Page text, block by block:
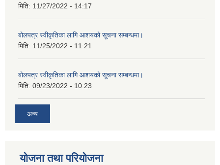
मिति: 11/27/2022 - 14:17
बोलपत्र स्वीकृतिका लागि आशयको सूचना सम्बन्धमा।
मिति: 11/25/2022 - 11:21
बोलपत्र स्वीकृतिका लागि आशयको सूचना सम्बन्धमा।
मिति: 09/23/2022 - 10:23
अन्य
योजना तथा परियोजना